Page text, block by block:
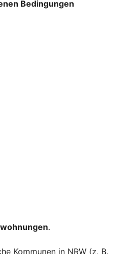
Bedingungen
.
Kommunen in NRW (z. B.